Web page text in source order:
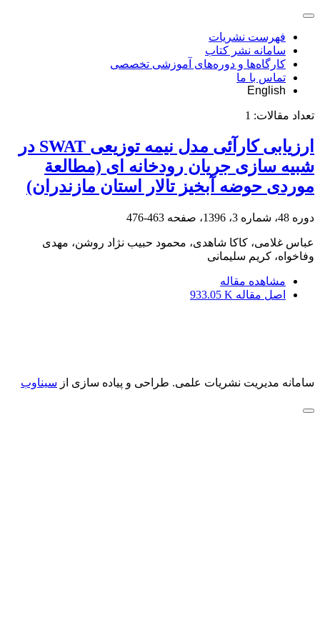
فهرست نشریات
سامانه نشر کتاب
کارگاه‌ها و دوره‌های آموزشی تخصصی
تماس با ما
English
تعداد مقالات: 1
ارزیابی کارآئی مدل نیمه توزیعی SWAT در
شبیه سازی جریان رودخانه ای (مطالعة
موردی حوضه آبخیز تالار استان مازندران)
دوره 48، شماره 3، 1396، صفحه 463-476
عباس غلامی، کاکا شاهدی، محمود حبیب نژاد روشن، مهدی
وفاخواه، کریم سلیمانی
مشاهده مقاله
اصل مقاله 933.05 K
سامانه مدیریت نشریات علمی. طراحی و پیاده سازی از سیناوب